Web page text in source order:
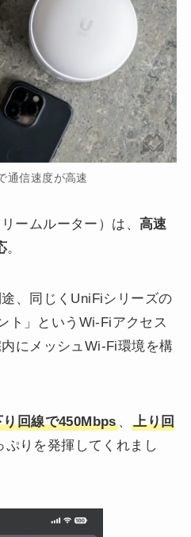
通信速度が高速
ームルーター）は、 高速
。
、同じくUniFiシリーズの
ト」というWi-Fiアクセス
にメッシュWi-Fi環境を構
り回線で450Mbps、上り回
ぷりを発揮してくれまし